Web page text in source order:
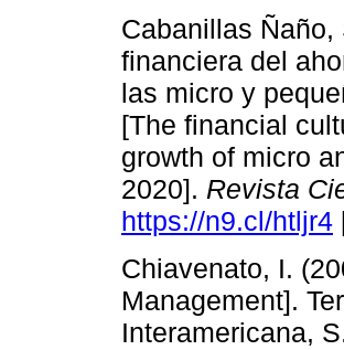
Cabanillas
financiera del
las micro y
[The financial
growth of micro
2020]. Revista
https://n9.cl/htljr4
Chiavenato, I.
Management].
Interamericana,